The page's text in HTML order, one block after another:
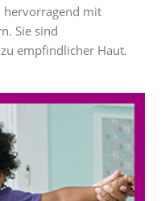
hervorragend mit
Sie sind
empfindlicher Haut.